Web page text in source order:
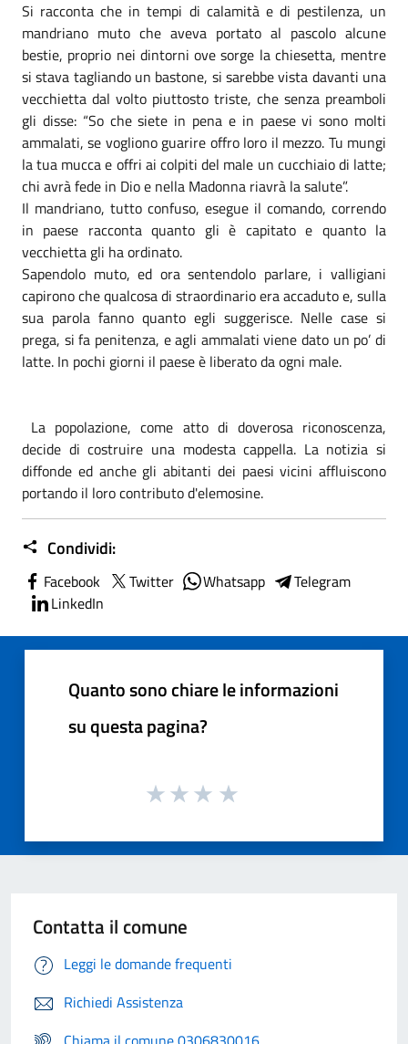
Si racconta che in tempi di calamità e di pestilenza, un
mandriano muto che aveva portato al pascolo alcune
bestie, proprio nei dintorni ove sorge la chiesetta, mentre
si stava tagliando un bastone, si sarebbe vista davanti una
vecchietta dal volto piuttosto triste, che senza preamboli
gli disse: “So che siete in pena e in paese vi sono molti
ammalati, se vogliono guarire offro loro il mezzo. Tu mungi
la tua mucca e offri ai colpiti del male un cucchiaio di latte;
chi avrà fede in Dio e nella Madonna riavrà la salute”.
Il mandriano, tutto confuso, esegue il comando, correndo
in paese racconta quanto gli è capitato e quanto la
vecchietta gli ha ordinato.
Sapendolo muto, ed ora sentendolo parlare, i valligiani
capirono che qualcosa di straordinario era accaduto e, sulla
sua parola fanno quanto egli suggerisce. Nelle case si
prega, si fa penitenza, e agli ammalati viene dato un po’ di
latte. In pochi giorni il paese è liberato da ogni male.
La popolazione, come atto di doverosa riconoscenza,
decide di costruire una modesta cappella. La notizia si
diffonde ed anche gli abitanti dei paesi vicini affluiscono
portando il loro contributo d'elemosine.
Condividi:
Facebook Twitter Whatsapp
Telegram
LinkedIn
Quanto sono chiare le informazioni
su questa pagina?
Contatta il comune
Leggi le domande frequenti
Richiedi Assistenza